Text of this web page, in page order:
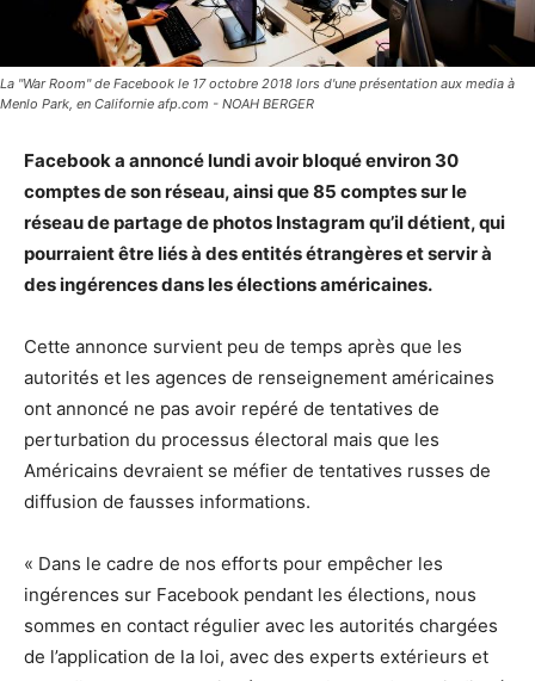
La "War Room" de Facebook le 17 octobre 2018 lors d'une présentation aux media à
Menlo Park, en Californie afp.com - NOAH BERGER
Facebook a annoncé lundi avoir bloqué environ 30
comptes de son réseau, ainsi que 85 comptes sur le
réseau de partage de photos Instagram qu’il détient, qui
pourraient être liés à des entités étrangères et servir à
des ingérences dans les élections américaines.
Cette annonce survient peu de temps après que les
autorités et les agences de renseignement américaines
ont annoncé ne pas avoir repéré de tentatives de
perturbation du processus électoral mais que les
Américains devraient se méfier de tentatives russes de
diffusion de fausses informations.
« Dans le cadre de nos efforts pour empêcher les
ingérences sur Facebook pendant les élections, nous
sommes en contact régulier avec les autorités chargées
de l’application de la loi, avec des experts extérieurs et